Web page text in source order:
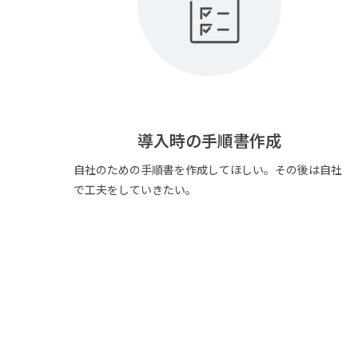
導入時の手順書作成
自社のための手順書を作成してほしい。その後は自社
で工夫をしていきたい。